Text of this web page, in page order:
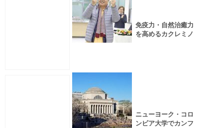
免疫力・自然治癒力
を高めるカクレミノ
ニューヨーク・コロ
ンビア大学でカンフ